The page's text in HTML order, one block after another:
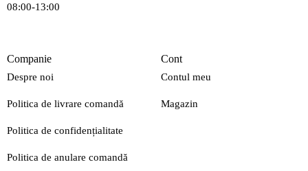
08:00-13:00
Companie
Despre noi
Politica de livrare comandă
Politica de confidențialitate
Politica de anulare comandă
Cont
Contul meu
Magazin